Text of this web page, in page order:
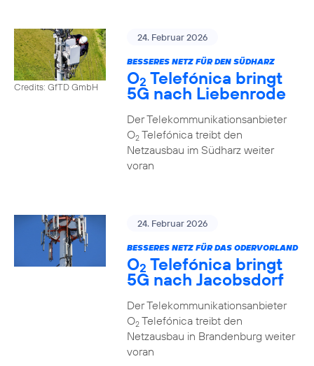
Credits: GfTD GmbH
24. Februar 2026
BESSERES NETZ FÜR DEN SÜDHARZ
O2 Telefónica bringt
5G nach Liebenrode
Der Telekommunikationsanbieter
O2Telefónica treibt den
Netzausbau im Südharz weiter
voran
24. Februar 2026
BESSERES NETZ FÜR DAS ODERVORLAND
O2 Telefónica bringt
5G nach Jacobsdorf
Der Telekommunikationsanbieter
O2Telefónica treibt den
Netzausbau in Brandenburg weiter
voran